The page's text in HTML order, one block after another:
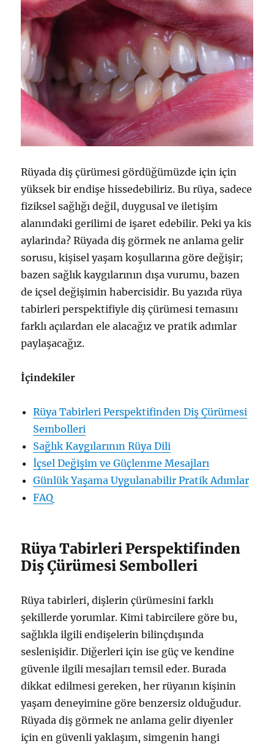
Rüyada diş çürümesi gördüğümüzde için için
yüksek bir endişe hissedebiliriz. Bu rüya, sadece
fiziksel sağlığı değil, duygusal ve iletişim
alanındaki gerilimi de işaret edebilir. Peki ya kis
aylarinda? Rüyada diş görmek ne anlama gelir
sorusu, kişisel yaşam koşullarına göre değişir;
bazen sağlık kaygılarının dışa vurumu, bazen
de içsel değişimin habercisidir. Bu yazıda rüya
tabirleri perspektifiyle diş çürümesi temasını
farklı açılardan ele alacağız ve pratik adımlar
paylaşacağız.
İçindekiler
Rüya Tabirleri Perspektifinden Diş Çürümesi
Sembolleri
Sağlık Kaygılarının Rüya Dili
İçsel Değişim ve Güçlenme Mesajları
Günlük Yaşama Uygulanabilir Pratik Adımlar
FAQ
Rüya Tabirleri Perspektifinden
Diş Çürümesi Sembolleri
Rüya tabirleri, dişlerin çürümesini farklı
şekillerde yorumlar. Kimi tabircilere göre bu,
sağlıkla ilgili endişelerin bilinçdışında
seslenişidir. Diğerleri için ise güç ve kendine
güvenle ilgili mesajları temsil eder. Burada
dikkat edilmesi gereken, her rüyanın kişinin
yaşam deneyimine göre benzersiz olduğudur.
Rüyada diş görmek ne anlama gelir diyenler
için en güvenli yaklaşım, simgenin hangi